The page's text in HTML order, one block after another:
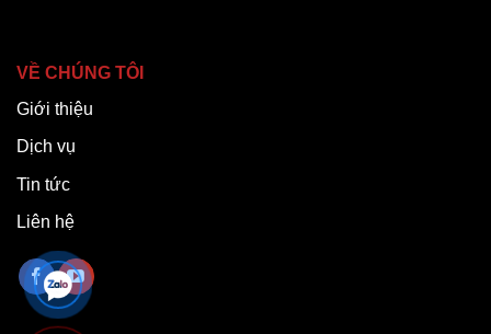
VỀ CHÚNG TÔI
Giới thiệu
Dịch vụ
Tin tức
Liên hệ